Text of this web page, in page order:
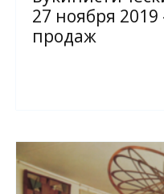
27 ноября
продаж